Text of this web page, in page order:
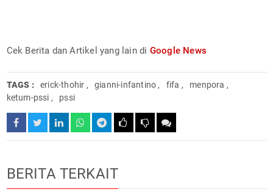
Cek Berita dan Artikel yang lain di Google News
TAGS : erick-thohir , gianni-infantino , fifa , menpora ,
ketum-pssi , pssi
BERITA TERKAIT